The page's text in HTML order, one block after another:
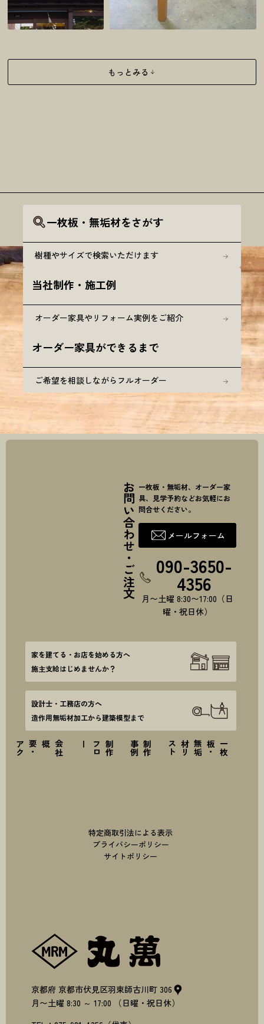
もっとみる
一枚板・無垢材をさがす
樹種やサイズで検索いただけます
当社制作・施工例
オーダー家具やリフォーム実例をご紹介
オーダー家具ができるまで
ご希望を相談しながらフルオーダー
お問い合わせ・ご注文 一枚板・無垢材、オーダー家
具、見学予約などお気軽にお
問合せください。
メールフォーム
090-3650-
4356
月〜土曜 8:30〜17:00（日
曜・祝日休）
家を建てる・お店を始める方へ
施主支給はじめませんか？
設計士・工務店の方へ
造作用無垢材加工から建築模型まで
一
枚
板
・
無
垢
材
リ
ス
ト
制
作
事
例
制
作
フ
ロ
会
社
概要
・
ア
ク
セ
特定商取引法による表示
プライバシーポリシー
サイトポリシー
京都府 京都市伏見区羽束師古川町 306
月〜土曜 8:30 ～ 17:00
（日曜・祝日休）